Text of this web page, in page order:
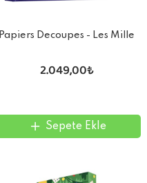
Papiers Decoupes - Les Mille
2.049,00₺
Sepete Ekle